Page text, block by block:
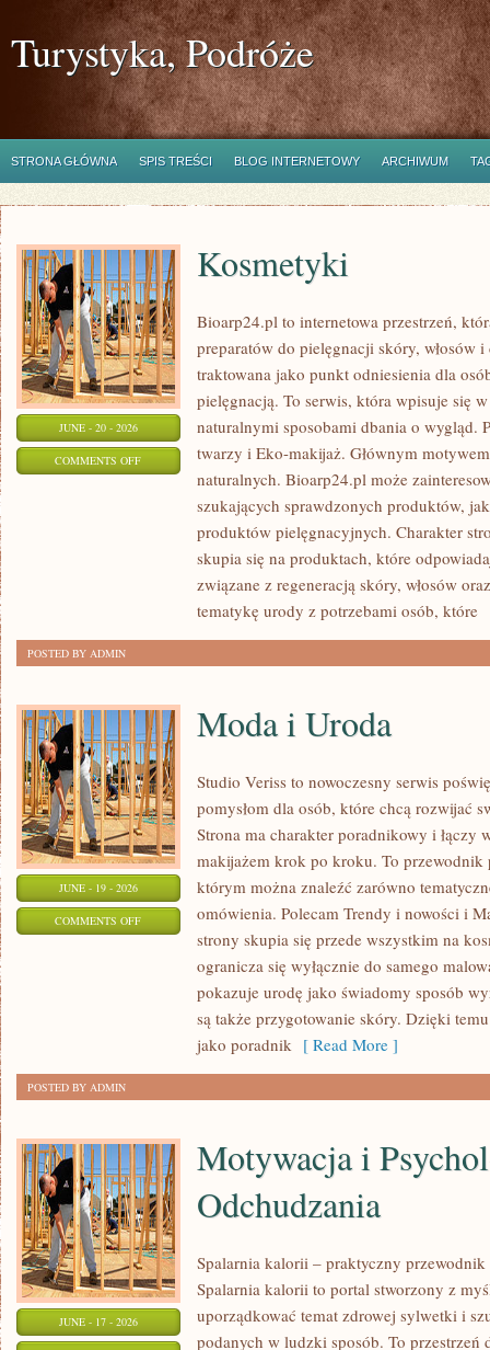
Turystyka, Podróże
STRONA GŁÓWNA SPIS TREŚCI BLOG INTERNETOWY ARCHIWUM
JUNE - 20 - 2026
COMMENTS OFFON
KOSMETYKI
Kosmetyki
Bioarp24.pl to internetowa przestrzeń,
preparatów do pielęgnacji skóry, włosów i
traktowana jako punkt odniesienia dla
pielęgnacją. To serwis, która wpisuje się
naturalnymi sposobami dbania o wygląd.
twarzy i Eko-makijaż. Głównym
naturalnych. Bioarp24.pl może
szukających sprawdzonych produktów,
produktów pielęgnacyjnych. Charakter
skupia się na produktach, które
związane z regeneracją skóry, włosów
tematykę urody z potrzebami osób, które
POSTED BY ADMIN
JUNE - 19 - 2026
COMMENTS OFFON
Moda i Uroda
Studio Veriss to nowoczesny serwis
pomysłom dla osób, które chcą rozwijać
Strona ma charakter poradnikowy i łączy
makijażem krok po kroku. To
którym można znaleźć zarówno
omówienia. Polecam Trendy i nowości i
strony skupia się przede wszystkim na
ogranicza się wyłącznie do samego
pokazuje urodę jako świadomy sposób
są także przygotowanie skóry. Dzięki
jako poradnik [ Read More ]
POSTED BY ADMIN
JUNE - 17 - 2026
Motywacja i
Odchudzania
Spalarnia kalorii – praktyczny
Spalarnia kalorii to portal stworzony z
uporządkować temat zdrowej sylwetki i
podanych w ludzki sposób. To